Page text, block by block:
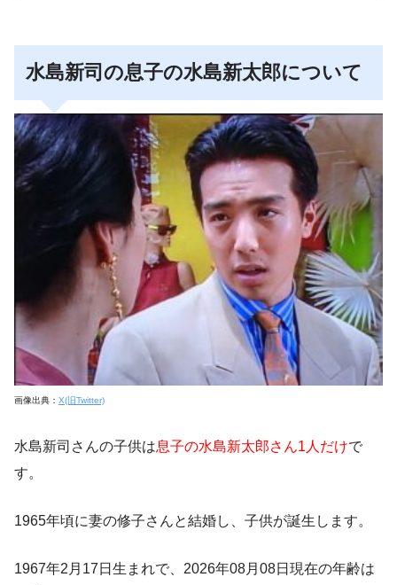
水島新司の息子の水島新太郎について
画像出典： X(旧Twitter)
水島新司さんの子供は息子の水島新太郎さん1人だけで
す。
1965年頃に妻の修子さんと結婚し、子供が誕生します。
1967年2月17日生まれで、2026年08月08日現在の年齢は